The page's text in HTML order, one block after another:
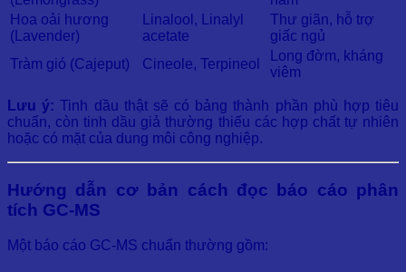
Hoa oải hương
(Lavender)
Linalool, Linalyl
acetate
Thư giãn, hỗ trợ
giấc ngủ
Tràm gió (Cajeput)
Cineole, Terpineol
Long đờm, kháng
viêm
Lưu ý: Tinh dầu thật sẽ có bảng thành phần phù hợp tiêu
chuẩn, còn tinh dầu giả thường thiếu các hợp chất tự nhiên
hoặc có mặt của dung môi công nghiệp.
Hướng dẫn cơ bản cách đọc báo cáo phân
tích GC-MS
Một báo cáo GC-MS chuẩn thường gồm: